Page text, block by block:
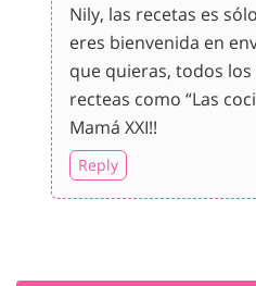
Nily, las recetas es
eres bienvenida en
que quieras, todos
recteas como “Las
Mamá XXI!!
Reply